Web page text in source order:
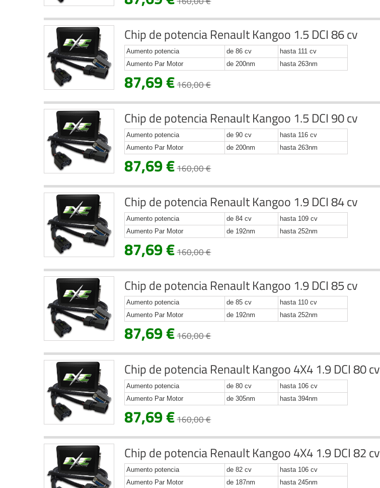
Chip de potencia Renault Kangoo 1.5 DCI 86 cv
Aumento potencia de 86 cv
hasta 111 cv
Aumento Par Motor
de 200nm hasta 263nm
87,69 €160,00 €
Chip de potencia Renault Kangoo 1.5 DCI 90 cv
Aumento potencia de 90 cv
hasta 116 cv
Aumento Par Motor
de 200nm hasta 263nm
87,69 €160,00 €
Chip de potencia Renault Kangoo 1.9 DCI 84 cv
Aumento potencia de 84 cv
hasta 109 cv
Aumento Par Motor
de 192nm hasta 252nm
87,69 €160,00 €
Chip de potencia Renault Kangoo 1.9 DCI 85 cv
Aumento potencia de 85 cv
hasta 110 cv
Aumento Par Motor
de 192nm hasta 252nm
87,69 €160,00 €
Chip de potencia Renault Kangoo 4X4 1.9 DCI 80 cv
Aumento potencia de 80 cv
hasta 106 cv
Aumento Par Motor
de 305nm hasta 394nm
87,69 €160,00 €
Chip de potencia Renault Kangoo 4X4 1.9 DCI 82 cv
Aumento potencia de 82 cv
hasta 106 cv
Aumento Par Motor
de 187nm hasta 245nm